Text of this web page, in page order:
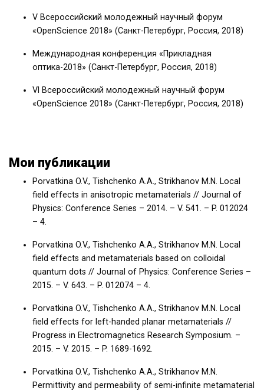
V Всероссийский молодежный научный форум
«OpenScience 2018» (Санкт-Петербург, Россия, 2018)
Международная конференция «Прикладная
оптика-2018» (Санкт-Петербург, Россия, 2018)
VI Всероссийский молодежный научный форум
«OpenScience 2018» (Санкт-Петербург, Россия, 2018)
Мои публикации
Porvatkina O.V., Tishchenko A.A., Strikhanov M.N. Local
field effects in anisotropic metamaterials // Journal of
Physics: Conference Series – 2014. – V. 541. – P. 012024
– 4.
Porvatkina O.V., Tishchenko A.A., Strikhanov M.N. Local
field effects and metamaterials based on colloidal
quantum dots // Journal of Physics: Conference Series –
2015. – V. 643. – P. 012074 – 4.
Porvatkina O.V., Tishchenko A.A., Strikhanov M.N. Local
field effects for left-handed planar metamaterials //
Progress in Electromagnetics Research Symposium. –
2015. – V. 2015. – P. 1689-1692.
Porvatkina O.V., Tishchenko A.A., Strikhanov M.N.
Permittivity and permeability of semi-infinite metamaterial